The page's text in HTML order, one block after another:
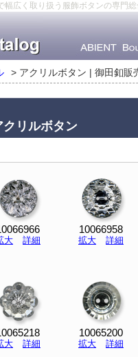
広く取り扱う服飾ボタンの専門
> アクリルボタン | 御田釦販
クリルボタン
大 詳細
10066958
拡大 詳細
大 詳細
10065200
拡大 詳細